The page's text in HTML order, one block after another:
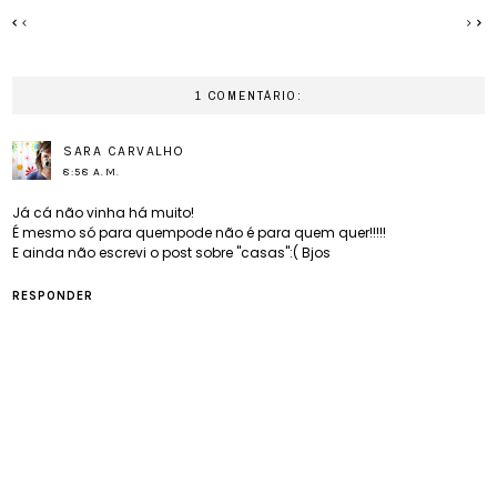
1 COMENTÁRIO:
SARA CARVALHO
8:58 A.M.
Já cá não vinha há muito!
É mesmo só para quempode não é para quem quer!!!!!
E ainda não escrevi o post sobre "casas":( Bjos
RESPONDER